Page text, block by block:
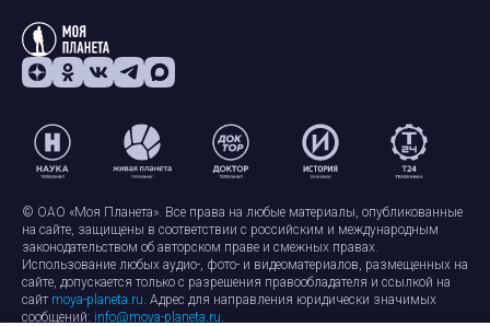
© ОАО «Моя Планета». Все права на любые материалы, опубликованные
на сайте, защищены в соответствии с российским и международным
законодательством об авторском праве и смежных правах.
Использование любых аудио-, фото- и видеоматериалов, размещенных на
сайте, допускается только с разрешения правообладателя и ссылкой на
сайт moya-planeta.ru. Адрес для направления юридически значимых
сообщений: info@moya-planeta.ru.